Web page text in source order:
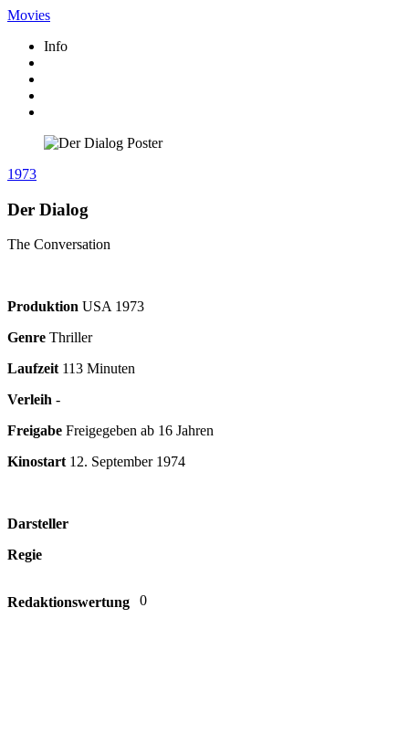
Movies
Info
1973
Der Dialog
The Conversation
Produktion USA 1973
Genre Thriller
Laufzeit113 Minuten
Verleih -
Freigabe Freigegeben ab 16 Jahren
Kinostart 12. September 1974
Darsteller
Regie
Redaktionswertung 0